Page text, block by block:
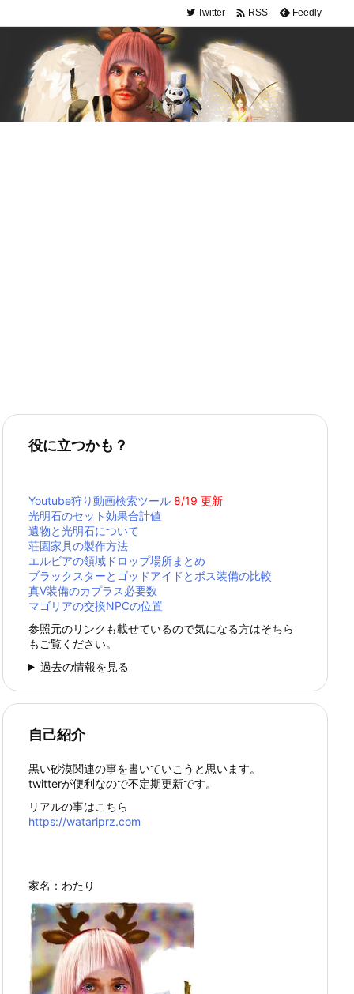
Twitter  RSS Feedly
役に立つかも？
Youtube狩り動画検索ツール 8/19 更新
光明石のセット効果合計値
遺物と光明石について
荘園家具の製作方法
エルビアの領域ドロップ場所まとめ
ブラックスターとゴッドアイドとボス装備の比較
真Ⅴ装備のカプラス必要数
マゴリアの交換NPCの位置
参照元のリンクも載せているので気になる方はそちら
もご覧ください。
過去の情報を見る
自己紹介
黒い砂漠関連の事を書いていこうと思います。
twitterが便利なので不定期更新です。
リアルの事はこちら
https://watariprz.com
家名：わたり